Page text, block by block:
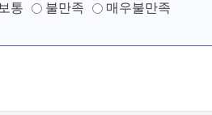
보통 불만족 매우불만족